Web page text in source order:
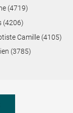
(4719)
(4206)
Camille (4105)
(3785)